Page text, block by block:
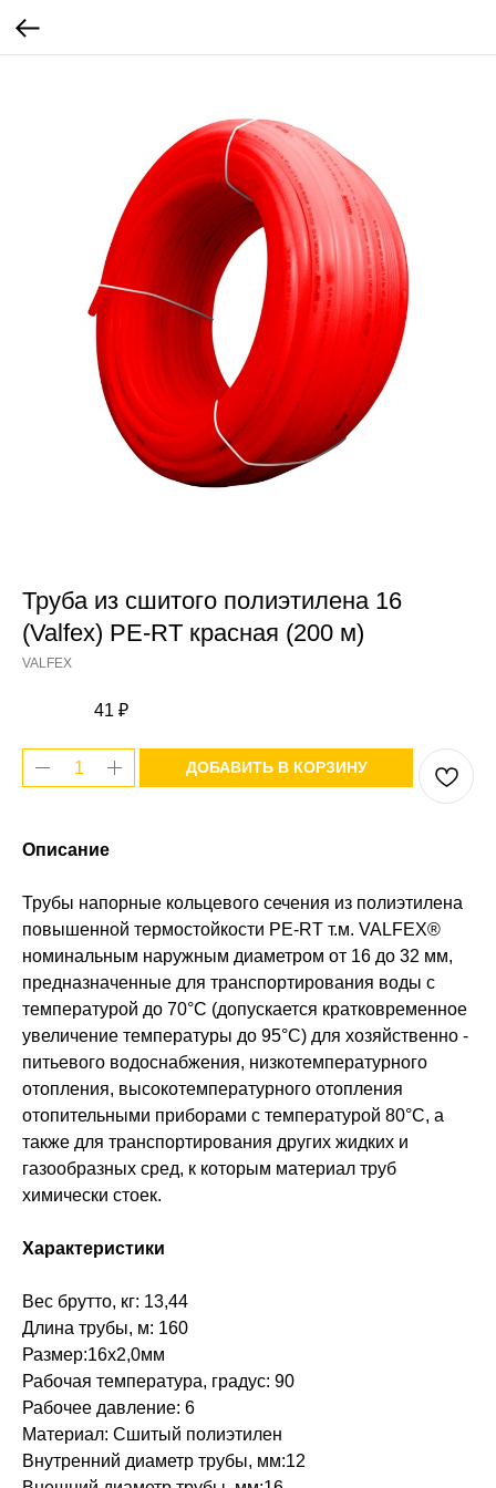
Труба из сшитого полиэтилена 16
(Valfex) PE-RT красная (200 м)
VALFEX
41 ₽
ДОБАВИТЬ В КОРЗИНУ
Описание
Трубы напорные кольцевого сечения из полиэтилена
повышенной термостойкости PE-RT т.м. VALFEX®
номинальным наружным диаметром от 16 до 32 мм,
предназначенные для транспортирования воды с
температурой до 70°С (допускается кратковременное
увеличение температуры до 95°С) для хозяйственно -
питьевого водоснабжения, низкотемпературного
отопления, высокотемпературного отопления
отопительными приборами с температурой 80°С, а
также для транспортирования других жидких и
газообразных сред, к которым материал труб
химически стоек.
Характеристики
Вес брутто, кг: 13,44
Длина трубы, м: 160
Размер:16х2,0мм
Рабочая температура, градус: 90
Рабочее давление: 6
Материал: Сшитый полиэтилен
Внутренний диаметр трубы, мм:12